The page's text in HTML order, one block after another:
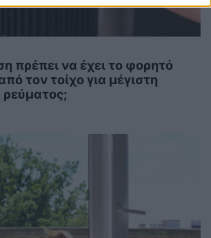
πρέπει να έχει το φορητό
τον τοίχο για μέγιστη
ρεύματος;